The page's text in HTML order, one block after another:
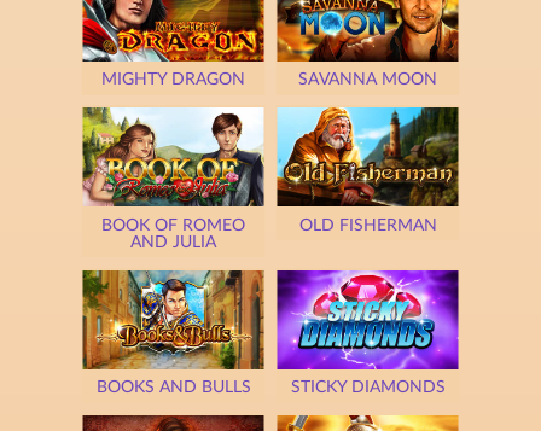
MIGHTY DRAGON SAVANNA MOON
BOOK OF ROMEO
AND JULIA
OLD FISHERMAN
BOOKS AND BULLS STICKY DIAMONDS